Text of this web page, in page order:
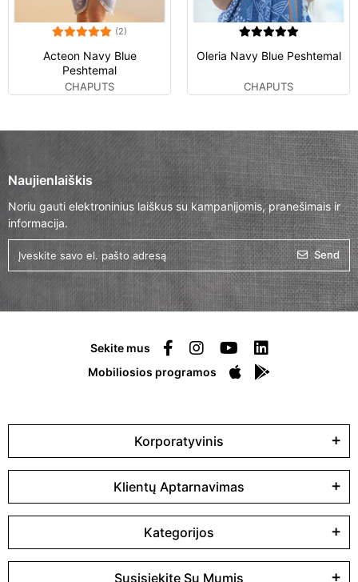
(2)
Acteon Navy Blue
Peshtemal
CHAPUTS
Oleria Navy Blue Peshtemal
CHAPUTS
Naujienlaiškis
Noriu gauti elektroninius laiškus su kampanijomis, pranešimais ir
informacija.
Send
Sekite mus
Mobiliosios programos
Korporatyvinis
Klientų Aptarnavimas
Kategorijos
Susisiekite Su Mumis